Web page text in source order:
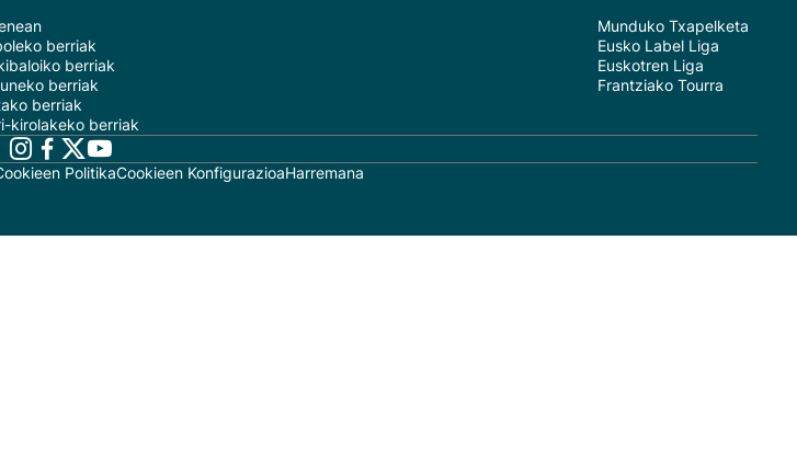
berriak
berriak
berriak
berriak
kirolakeko berriak
Munduko Txapelketa
Eusko Label Liga
Euskotren Liga
Frantziako Tourra
PolitikaCookieen KonfigurazioaHarremana